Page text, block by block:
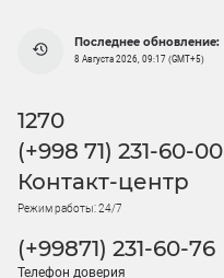
Последнее обновление:
8 Августа 2026, 09:17 (GMT+5)
1270
(+998 71) 231-60-00
Контакт-центр
Режим работы: 24/7
(+99871) 231-60-76
Телефон доверия